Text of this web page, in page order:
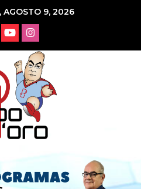
AGOSTO 9, 2026